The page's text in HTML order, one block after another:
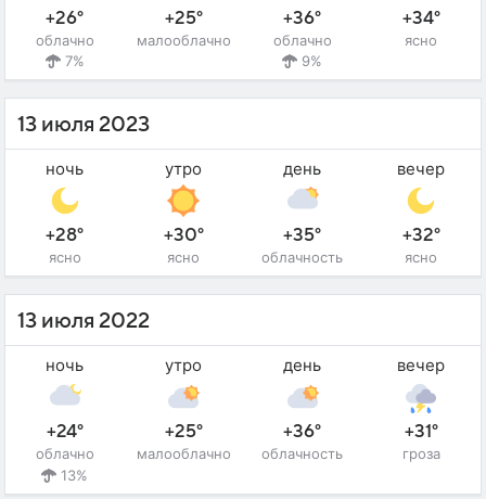
+26°
облачно
7%
+25°
малооблачно
+36°
облачно
9%
+34°
ясно
13 июля 2023
ночь
+28°
ясно
утро
+30°
ясно
день
+35°
облачность
вечер
+32°
ясно
13 июля 2022
ночь
+24°
облачно
13%
утро
+25°
малооблачно
день
+36°
облачность
вечер
+31°
гроза